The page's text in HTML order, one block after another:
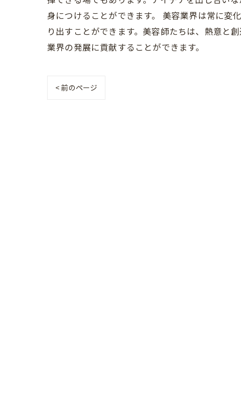
身につけることができます。 美容業界は常に変
り出すことができます。美容師たちは、熱意と
業界の発展に貢献することができます。
< 前のページ